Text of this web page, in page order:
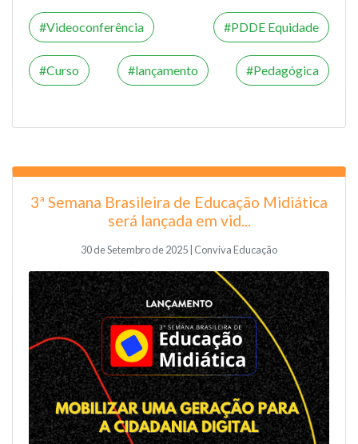
Videoconferência PDDE Equidade
Curso lançamento Pedagógica
3ª Semana Brasileira de Educação Midiática
será lançada em vid...
30 de Setembro de 2025 | Conviva Educação